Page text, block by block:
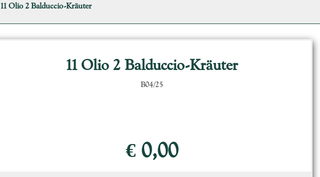
11 Olio 2 Balduccio-Kräuter
11 Olio 2 Balduccio-Kräuter
B04/25
€ 0,00